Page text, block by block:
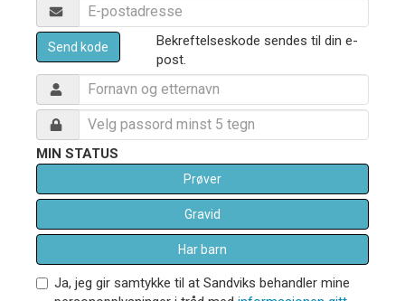
Send kode
Bekreftelseskode sendes til din e-
post.
MIN STATUS
Prøver
Gravid
Har barn
Ja, jeg gir samtykke til at Sandviks behandler mine